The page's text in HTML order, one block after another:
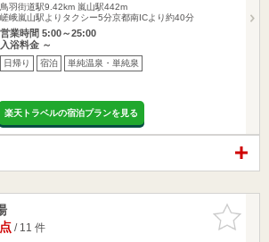
鳥羽街道駅9.42km 嵐山駅442m
嵯峨嵐山駅よりタクシー5分京都南ICより約40分
営業時間 5:00～25:00
入浴料金 ～
日帰り 宿泊 単純温泉・単純泉
楽天トラベルの宿泊プランを見る
お気に入
りに追加
/ 11 件